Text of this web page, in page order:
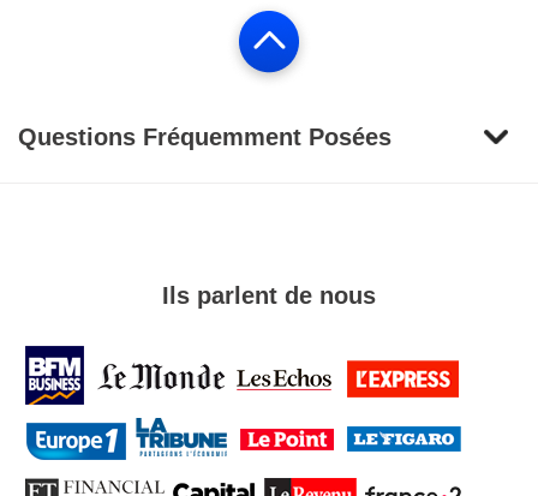
Questions Fréquemment Posées
Ils parlent de nous